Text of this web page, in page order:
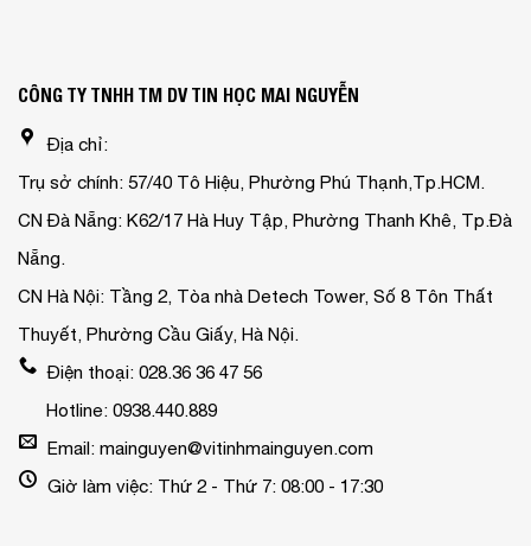
CÔNG TY TNHH TM DV TIN HỌC MAI NGUYỄN
Địa chỉ:
Trụ sở chính: 57/40 Tô Hiệu, Phường Phú Thạnh,Tp.HCM.
CN Đà Nẵng: K62/17 Hà Huy Tập, Phường Thanh Khê, Tp.Đà
Nẵng.
CN Hà Nội: Tầng 2, Tòa nhà Detech Tower, Số 8 Tôn Thất
Thuyết, Phường Cầu Giấy, Hà Nội.
Điện thoại: 028.36 36 47 56
Hotline: 0938.440.889
Email: mainguyen@vitinhmainguyen.com
Giờ làm việc: Thứ 2 - Thứ 7: 08:00 - 17:30